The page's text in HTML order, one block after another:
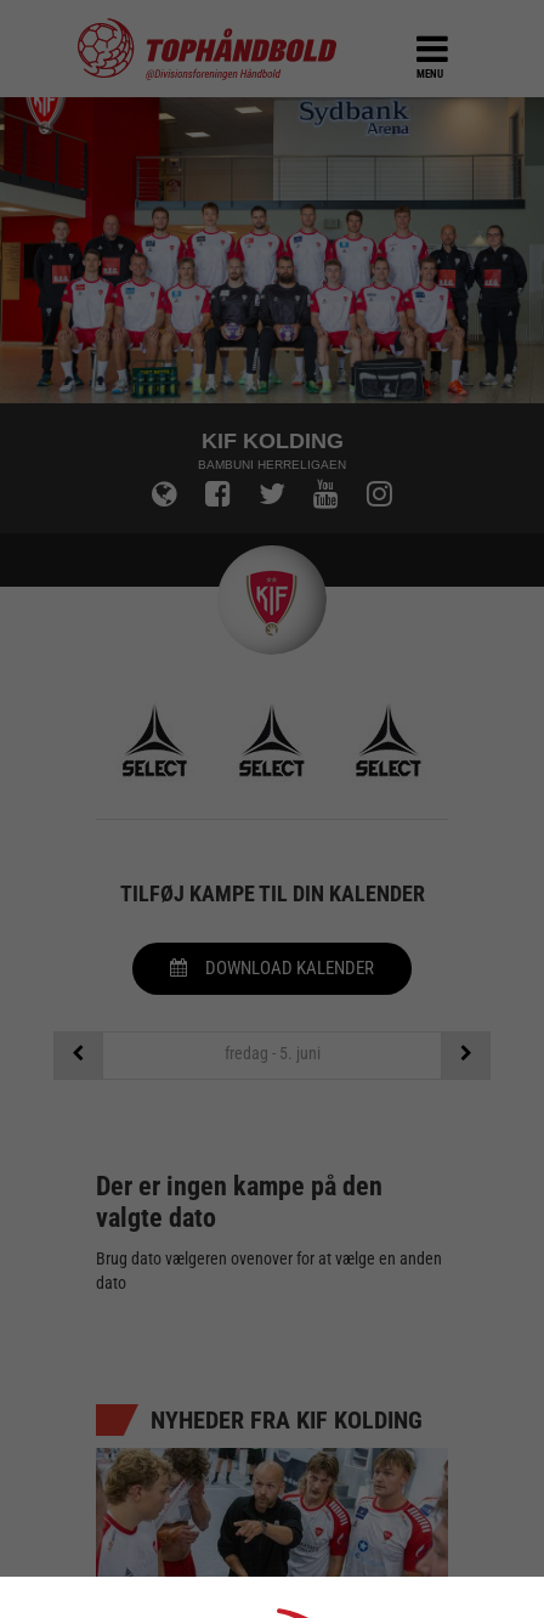
MENU
KIF KOLDING
BAMBUNI HERRELIGAEN
TILFØJ KAMPE TIL DIN KALENDER
DOWNLOAD KALENDER
fredag - 5. juni
Der er ingen kampe på den
valgte dato
Brug dato vælgeren ovenover for at vælge en anden
dato
NYHEDER FRA KIF KOLDING